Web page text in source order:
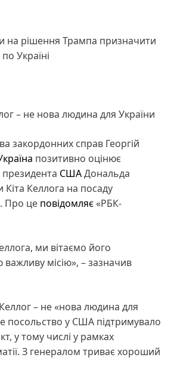
на рішення Трампа призначити
Україні
– не нова людина для України
закордонних справ Георгій
позитивно оцінює
СШАДональда
Келлога на посаду
Про це повідомляє«РБК-
ми вітаємо його
місію», – зазначив
– не «нова людина для
посольство у США підтримувало
у тому числі у рамках
З генералом триває хороший